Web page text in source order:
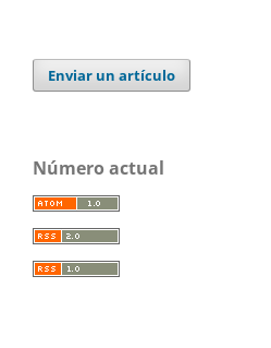
Enviar un artículo
Número actual